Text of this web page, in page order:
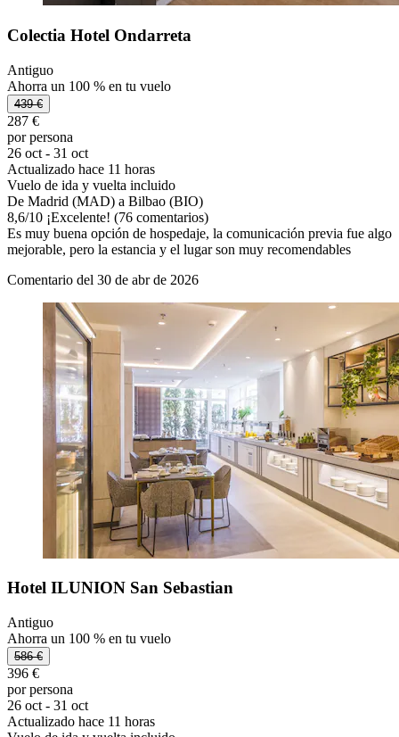
Colectia Hotel Ondarreta
Antiguo
Ahorra un 100 % en tu vuelo
439 €
287 €
por persona
26 oct - 31 oct
Actualizado hace 11 horas
Vuelo de ida y vuelta incluido
De Madrid (MAD) a Bilbao (BIO)
8,6/10 ¡Excelente! (76 comentarios)
Es muy buena opción de hospedaje, la comunicación previa fue algo
mejorable, pero la estancia y el lugar son muy recomendables
Comentario del 30 de abr de 2026
Hotel ILUNION San Sebastian
Antiguo
Ahorra un 100 % en tu vuelo
586 €
396 €
por persona
26 oct - 31 oct
Actualizado hace 11 horas